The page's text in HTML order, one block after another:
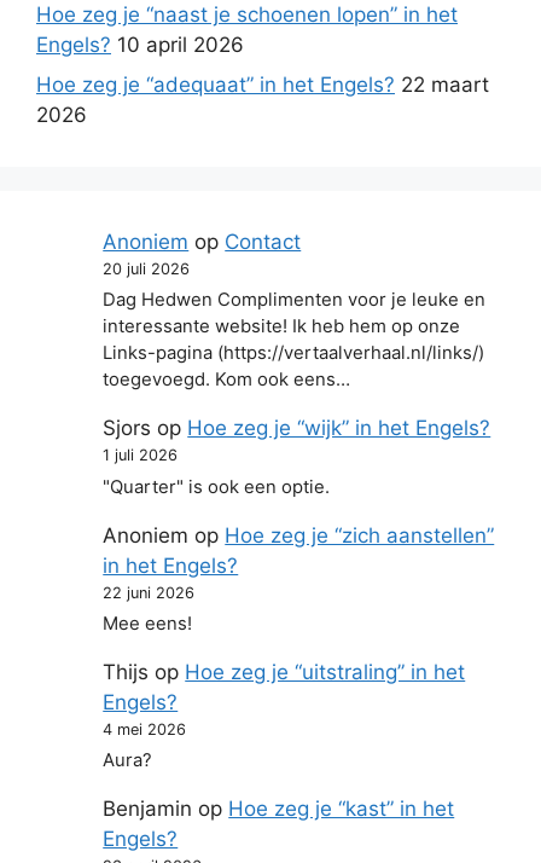
Hoe zeg je “naast je schoenen lopen” in het
Engels? 10 april 2026
Hoe zeg je “adequaat” in het Engels? 22 maart
2026
Anoniem op Contact
20 juli 2026
Dag Hedwen Complimenten voor je leuke en
interessante website! Ik heb hem op onze
Links-pagina (https://vertaalverhaal.nl/links/)
toegevoegd. Kom ook eens…
Sjors op Hoe zeg je “wijk” in het Engels?
1 juli 2026
"Quarter" is ook een optie.
Anoniem op Hoe zeg je “zich aanstellen”
in het Engels?
22 juni 2026
Mee eens!
Thijs op Hoe zeg je “uitstraling” in het
Engels?
4 mei 2026
Aura?
Benjamin op Hoe zeg je “kast” in het
Engels?